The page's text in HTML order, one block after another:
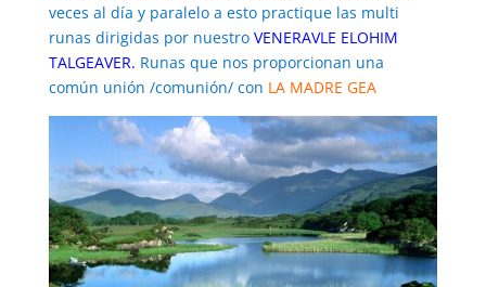
veces al día y paralelo a esto practique las multi
runas dirigidas por nuestro VENERAVLE ELOHIM
TALGEAVER. Runas que nos proporcionan una
común unión /comunión/ con LA MADRE GEA